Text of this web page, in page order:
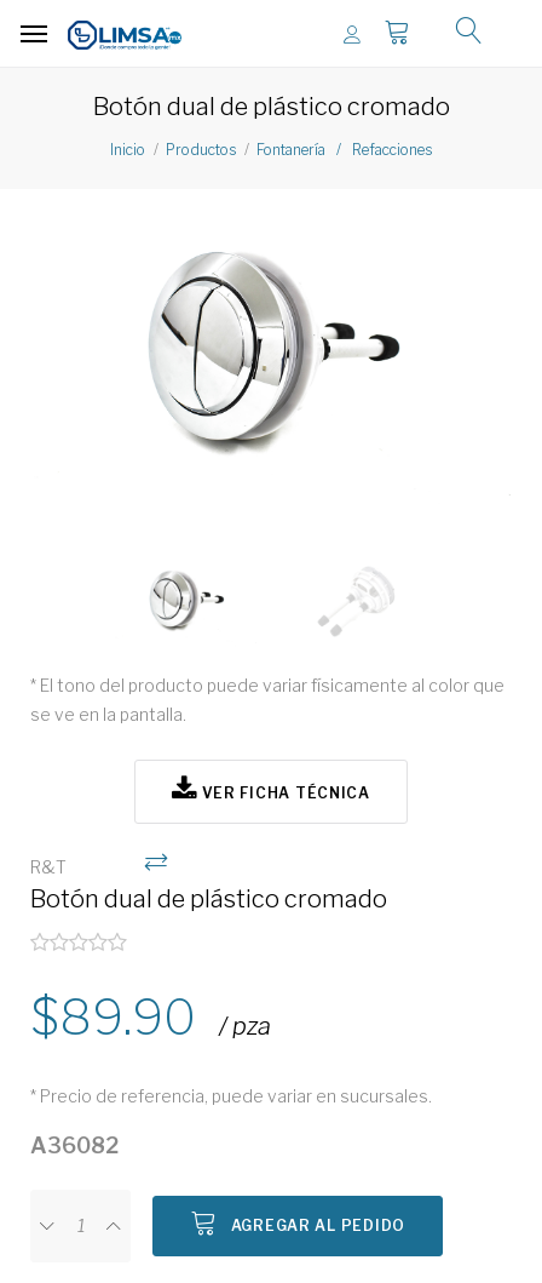
Botón dual de plástico cromado
Inicio Productos Fontanería / Refacciones
* El tono del producto puede variar físicamente al color que
se ve en la pantalla.
VER FICHA TÉCNICA
R&T
Botón dual de plástico cromado
89.90 / pza
* Precio de referencia, puede variar en sucursales.
A36082
AGREGAR AL PEDIDO